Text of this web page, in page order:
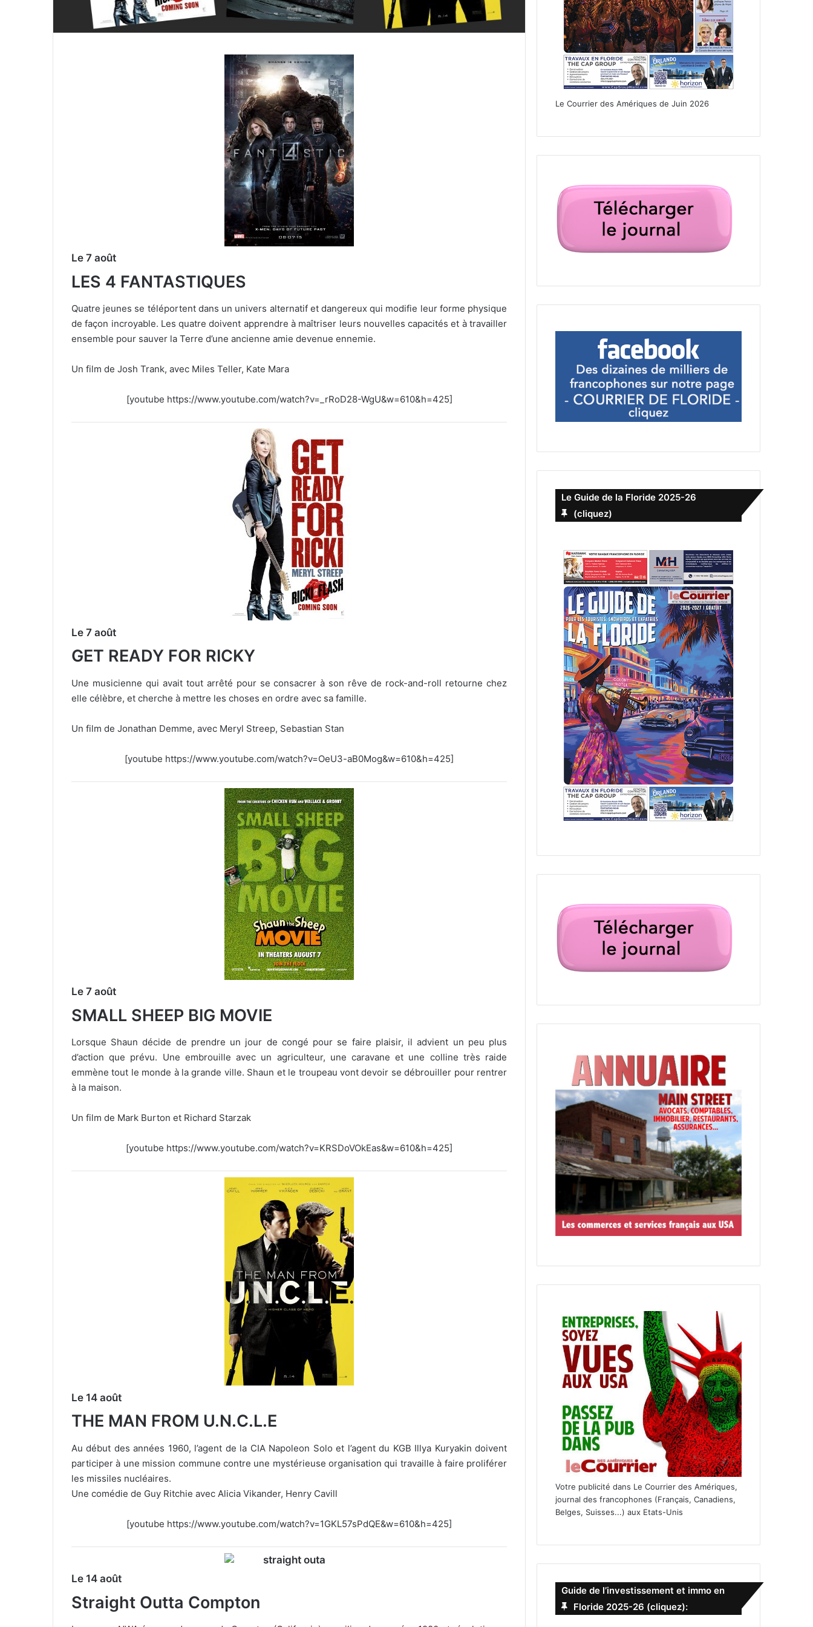
Le 7 août
LES 4 FANTASTIQUES
Quatre jeunes se téléportent dans un univers alternatif et dangereux qui modifie leur forme physique
de façon incroyable. Les quatre doivent apprendre à maîtriser leurs nouvelles capacités et à travailler
ensemble pour sauver la Terre d’une ancienne amie devenue ennemie.
Un film de Josh Trank, avec Miles Teller, Kate Mara
[youtube https://www.youtube.com/watch?v=_rRoD28-WgU&w=610&h=425]
Le 7 août
GET READY FOR RICKY
Une musicienne qui avait tout arrêté pour se consacrer à son rêve de rock-and-roll retourne chez
elle célèbre, et cherche à mettre les choses en ordre avec sa famille.
Un film de Jonathan Demme, avec Meryl Streep, Sebastian Stan
[youtube https://www.youtube.com/watch?v=OeU3-aB0Mog&w=610&h=425]
Le 7 août
SMALL SHEEP BIG MOVIE
Lorsque Shaun décide de prendre un jour de congé pour se faire plaisir, il advient un peu plus
d’action que prévu. Une embrouille avec un agriculteur, une caravane et une colline très raide
emmène tout le monde à la grande ville. Shaun et le troupeau vont devoir se débrouiller pour rentrer
à la maison.
Un film de Mark Burton et Richard Starzak
[youtube https://www.youtube.com/watch?v=KRSDoVOkEas&w=610&h=425]
Le 14 août
THE MAN FROM U.N.C.L.E
Au début des années 1960, l’agent de la CIA Napoleon Solo et l’agent du KGB Illya Kuryakin doivent
participer à une mission commune contre une mystérieuse organisation qui travaille à faire proliférer
les missiles nucléaires.
Une comédie de Guy Ritchie avec Alicia Vikander, Henry Cavill
[youtube https://www.youtube.com/watch?v=1GKL57sPdQE&w=610&h=425]
Le 14 août
Straight Outta Compton
Le Courrier des Amériques de Juin 2026
Le Guide de la Floride 2025-26
(cliquez)
Votre publicité dans Le Courrier des Amériques,
journal des francophones (Français, Canadiens,
Belges, Suisses...) aux Etats-Unis
Guide de l’investissement et immo en
Floride 2025-26 (cliquez):